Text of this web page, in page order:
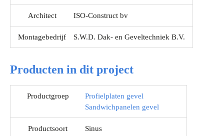
Architect ISO-Construct bv
Montagebedrijf S.W.D. Dak- en Geveltechniek B.V.
Producten in dit project
Productgroep
Profielplaten gevel
Sandwichpanelen gevel
Productsoort Sinus